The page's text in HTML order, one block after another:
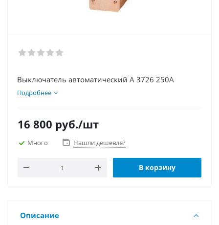
Выключатель автоматический А 3726 250А
Подробнее
16 800 руб./шт
Много Нашли дешевле?
В корзину
Описание